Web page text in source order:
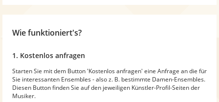
Wie funktioniert's?
1. Kostenlos anfragen
Starten Sie mit dem Button 'Kostenlos anfragen' eine Anfrage an die für
Sie interessanten Ensembles - also z. B. bestimmte Damen-Ensembles.
Diesen Button finden Sie auf den jeweiligen Künstler-Profil-Seiten der
Musiker.